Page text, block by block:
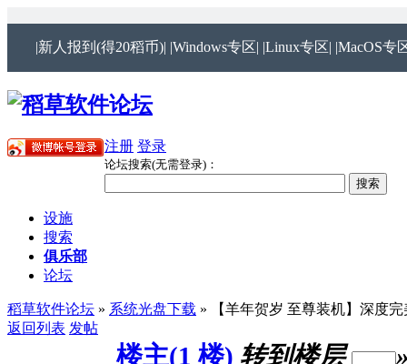
|新人报到(得20稻币)| |Windows专区| |Linux专区| |MacOS专
注册 登录
论坛搜索(无需登录)：
设施
搜索
俱乐部
论坛
稻草软件论坛 » 系统光盘下载 » 【羊年贺岁 至尊装机】深度完
返回列表 发帖
楼主(1 楼) 转到楼层